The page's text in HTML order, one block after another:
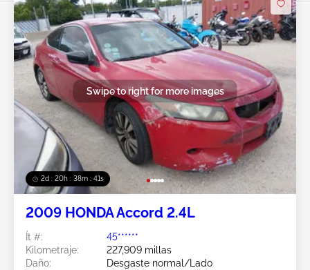
2d : 20h : 38m : 38s
Swipe to right for more images
2009 HONDA Accord 2.4L
Ít #:
45******
Kilometraje:
227,909 millas
Daño:
Desgaste normal/Lado